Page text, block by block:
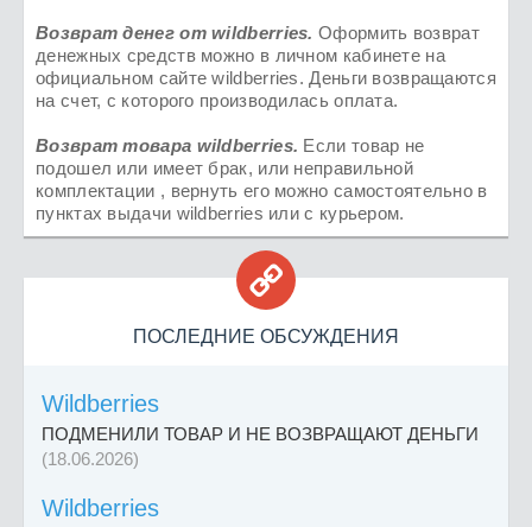
Возврат денег отwildberries. Оформить возврат
денежных средств можно в личном кабинете на
официальном сайте wildberries. Деньги возвращаются
на счет, с которого производилась оплата.
Возврат товара wildberries. Если товар не
подошел или имеет брак, или неправильной
комплектации , вернуть его можно самостоятельно в
пунктах выдачи wildberries или с курьером.

ПОСЛЕДНИЕ ОБСУЖДЕНИЯ
Wildberries
ПОДМЕНИЛИ ТОВАР И НЕ ВОЗВРАЩАЮТ ДЕНЬГИ
(18.06.2026)
Wildberries